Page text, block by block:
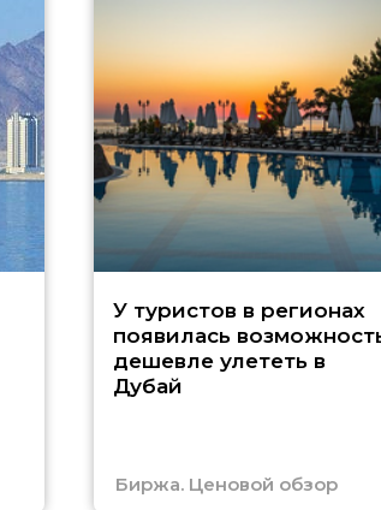
У туристов в регионах
появилась
дешевле улететь в
Дубай
Биржа. Ценовой обзор